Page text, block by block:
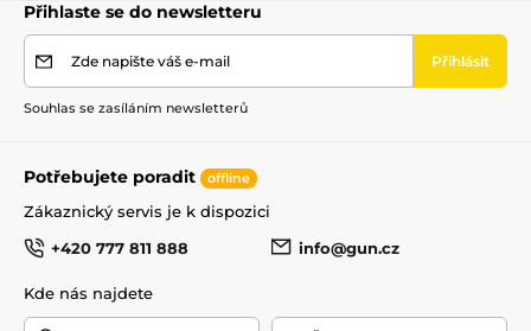
Přihlaste se do newsletteru
Zde napište váš e-mail Přihlásit
Souhlas se zasíláním newsletterů
Potřebujete poradit offline
Zákaznický servis je k dispozici
+420 777 811 888
info@gun.cz
Kde nás najdete